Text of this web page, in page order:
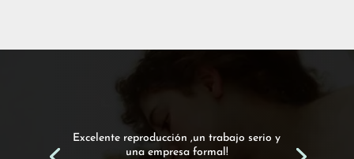
Excelente reproducción ,un trabajo serio y
una empresa formal!